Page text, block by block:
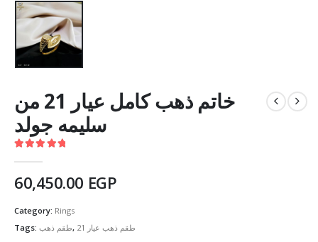
خاتم ذهب كامل عيار 21 من
سليمه جولد
60,450.00 EGP
Category: Rings
Tags: طقم ذهب, طقم ذهب عيار 21